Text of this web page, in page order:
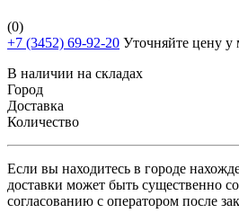
(0)
+7 (3452) 69-92-20 Уточняйте цену у
В наличии на складах
Город
Доставка
Количество
Если вы находитесь в городе
доставки может быть существенно
согласованию с оператором после